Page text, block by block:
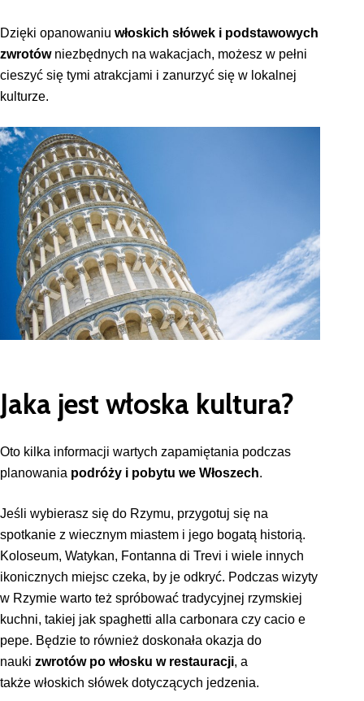
Dzięki opanowaniu włoskich słówek i podstawowych
zwrotówniezbędnych na wakacjach, możesz w pełni
cieszyć się tymi atrakcjami i zanurzyć się w lokalnej
kulturze.
Jaka jest włoska kultura?
Oto kilka informacji wartych zapamiętania podczas
planowania podróży i pobytu we Włoszech.
Jeśli wybierasz się do Rzymu, przygotuj się na
spotkanie z wiecznym miastem i jego bogatą historią.
Koloseum, Watykan, Fontanna di Trevi i wiele innych
ikonicznych miejsc czeka, by je odkryć. Podczas wizyty
w Rzymie warto też spróbować tradycyjnej rzymskiej
kuchni, takiej jak spaghetti alla carbonara czy cacio e
pepe. Będzie to również doskonała okazja do
nauki zwrotów po włosku w restauracji, a
także włoskich słówek dotyczących jedzenia.